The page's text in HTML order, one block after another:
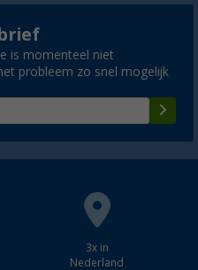
is momenteel niet
probleem zo snel mogelijk
3x in
Nederland